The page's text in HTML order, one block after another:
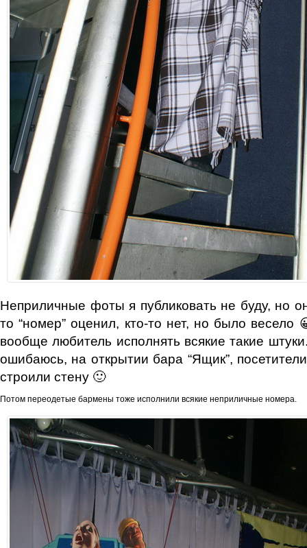
Неприличные фоты я публиковать не буду, но
то “номер” оценил, кто-то нет, но было весело
вообще любитель исполнять всякие такие
ошибаюсь, на открытии бара “Ящик”,
строили стену 🙂
Потом переодетые бармены тоже исполнили всякие неприличные номера.